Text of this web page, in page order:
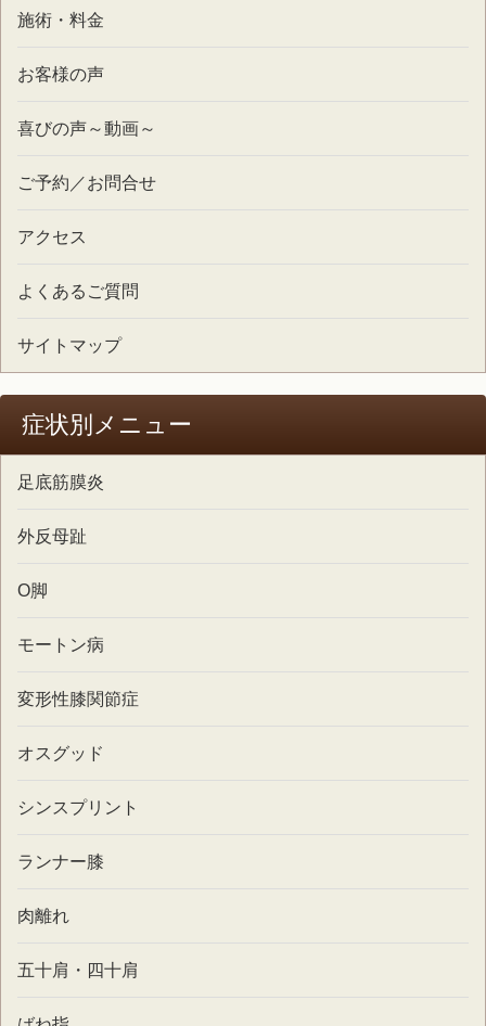
施術・料金
お客様の声
喜びの声～動画～
ご予約／お問合せ
アクセス
よくあるご質問
サイトマップ
症状別メニュー
足底筋膜炎
外反母趾
O脚
モートン病
変形性膝関節症
オスグッド
シンスプリント
ランナー膝
肉離れ
五十肩・四十肩